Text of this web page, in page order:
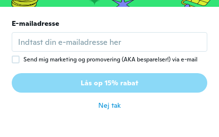
A Tilmeldt 2020
Perfect as described and work great
· 386 anmeldelser ·
E-mailadresse
Send mig marketing og promovering (AKA besparelser!) via e-mail
Lås op 15% rabat
Nej tak